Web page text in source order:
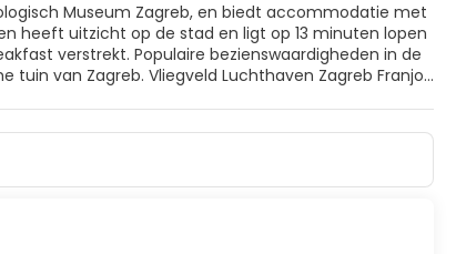
Museum Zagreb, en biedt accommodatie met
heeft uitzicht op de stad en ligt op 13 minuten lopen
van Zagreb. Vliegveld Luchthaven Zagreb Franjo